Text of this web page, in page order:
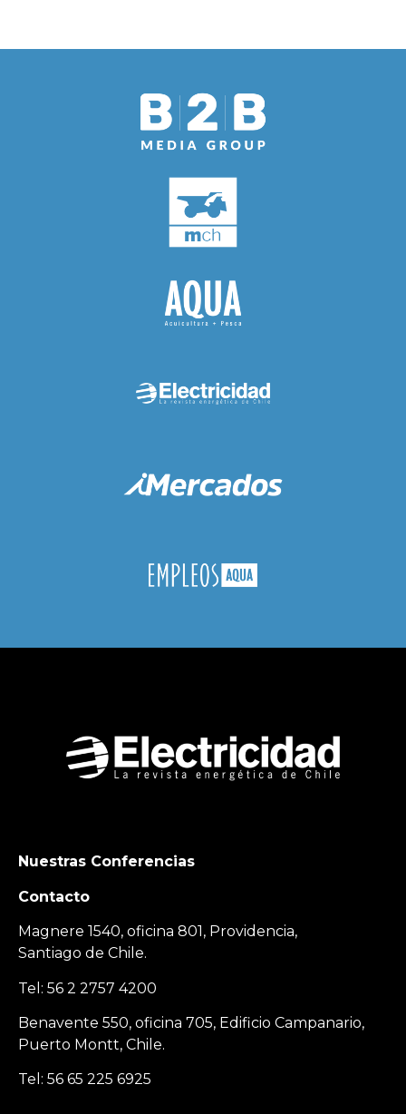
Nuestras Conferencias
Contacto
Magnere 1540, oficina 801, Providencia,
Santiago de Chile.
Tel: 56 2 2757 4200
Benavente 550, oficina 705, Edificio Campanario,
Puerto Montt, Chile.
Tel: 56 65 225 6925